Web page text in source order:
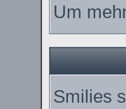
Um
Smilies